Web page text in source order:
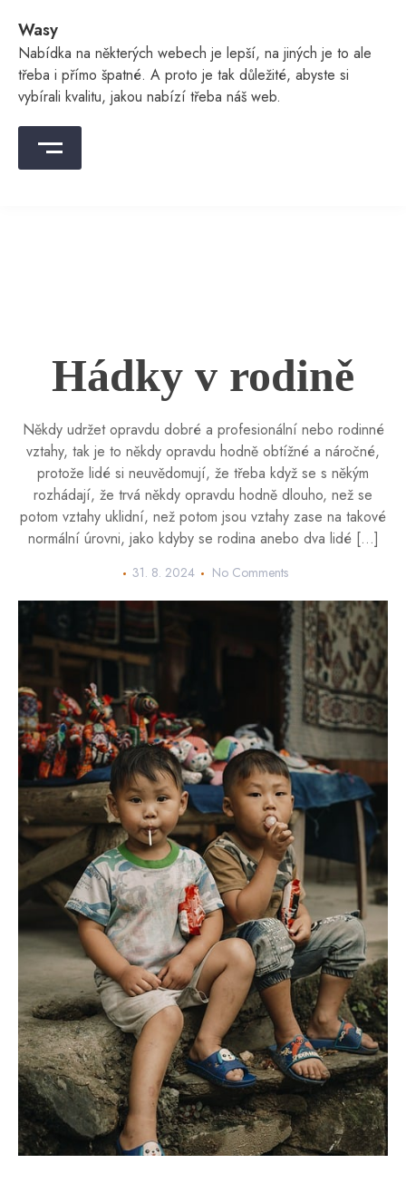
content
Wasy
Nabídka na některých webech je lepší, na jiných je to ale
třeba i přímo špatné. A proto je tak důležité, abyste si
vybírali kvalitu, jakou nabízí třeba náš web.
Hádky v rodině
Někdy udržet opravdu dobré a profesionální nebo rodinné
vztahy, tak je to někdy opravdu hodně obtížné a náročné,
protože lidé si neuvědomují, že třeba když se s někým
rozhádají, že trvá někdy opravdu hodně dlouho, než se
potom vztahy uklidní, než potom jsou vztahy zase na takové
normální úrovni, jako kdyby se rodina anebo dva lidé […]
31. 8. 2024 No Comments